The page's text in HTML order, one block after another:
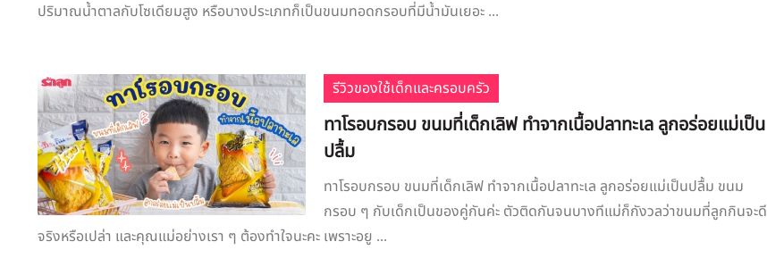
ปริมาณน้ำตาลกับโซเดียมสูง หรือบางประเภทก็เป็นขนมทอดกรอบที่มีน้ำมันเยอะ ...
รีวิวของใช้เด็กและครอบครัว
ทาโรอบกรอบ ขนมที่เด็กเลิฟ ทำจากเนื้อปลาทะเล ลูกอร่อยแม่เป็น
ปลื้ม
ทาโรอบกรอบ ขนมที่เด็กเลิฟ ทำจากเนื้อปลาทะเล ลูกอร่อยแม่เป็นปลื้ม ขนม
กรอบ ๆ กับเด็กเป็นของคู่กันค่ะ ตัวติดกันจนบางทีแม่ก็กังวลว่าขนมที่ลูกกินจะดี
จริงหรือเปล่า และคุณแม่อย่างเรา ๆ ต้องทำใจนะคะ เพราะอยู ...